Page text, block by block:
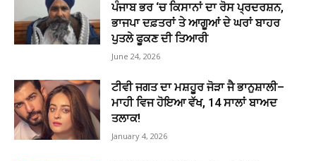
ਪੰਜਾਬ ਭਰ ‘ਚ ਕਿਸਾਨਾਂ ਦਾ ਰੋਸ ਪ੍ਰਦਰਸ਼ਨ,
ਭਾਜਪਾ ਦਫ਼ਤਰਾਂ ਤੇ ਆਗੂਆਂ ਦੇ ਘਰਾਂ ਬਾਹਰ
ਪੁਤਲੇ ਫੂਕਣ ਦੀ ਤਿਆਰੀ
June 24, 2026
ਟੀਵੀ ਜਗਤ ਦਾ ਮਸ਼ਹੂਰ ਜੋੜਾ ਜੈ ਭਾਨੁਸ਼ਾਲੀ–
ਮਾਹੀ ਵਿਜ ਹੋਇਆ ਵੱਖ, 14 ਸਾਲਾਂ ਬਾਅਦ
ਤਲਾਕ!
January 4, 2026